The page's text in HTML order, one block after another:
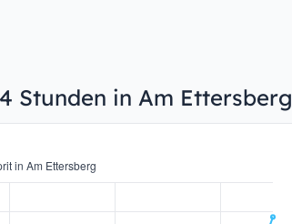
Stunden in Am Ettersberg